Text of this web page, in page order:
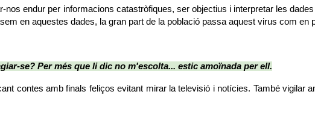
endur per informacions catastròfiques, ser objectius i interpretar les
en aquestes dades, la gran part de la població passa aquest virus com en
se? Per més que li dic no m'escolta... estic amoïnada per ell.
contes amb finals feliços evitant mirar la televisió i notícies. També vigilar